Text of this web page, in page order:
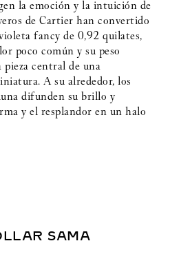
la emoción y la intuición de
de Cartier han convertido
fancy de 0,92 quilates,
poco común y su peso
central de una
A su alrededor, los
difunden su brillo y
y el resplandor en un halo
SAMA